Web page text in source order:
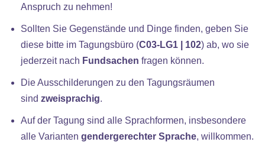
Anspruch zu nehmen!
Sollten Sie Gegenstände und Dinge finden, geben Sie
diese bitte im Tagungsbüro (C03-LG1 | 102) ab, wo sie
jederzeit nach Fundsachen fragen können.
Die Ausschilderungen zu den Tagungsräumen
sind zweisprachig.
Auf der Tagung sind alle Sprachformen, insbesondere
alle Varianten gendergerechter Sprache, willkommen.